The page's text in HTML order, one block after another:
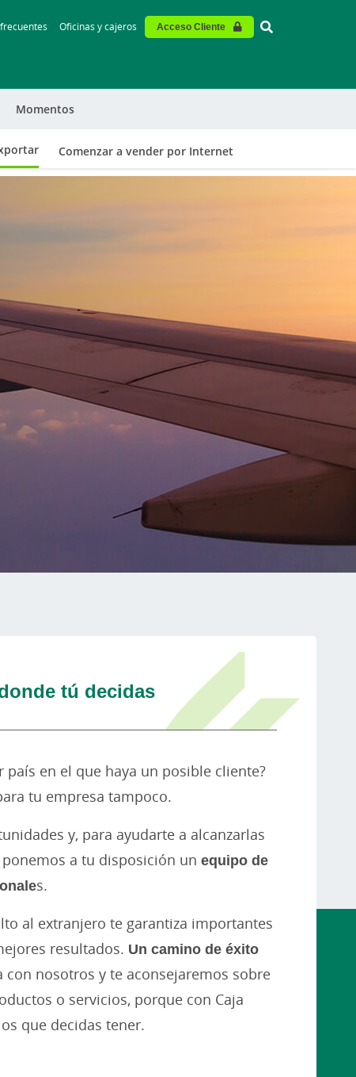
Oficinas y cajeros Acceso Cliente Vinculo -
Momentos
Comenzar a vender por Internet
tú decidas
en el que haya un posible cliente?
tu empresa tampoco.
y, para ayudarte a alcanzarlas
ponemos a tu disposición un equipo de
s.
al extranjero te garantiza importantes
resultados. Un camino de éxito
con nosotros y te aconsejaremos sobre
o servicios, porque con Caja
que decidas tener.